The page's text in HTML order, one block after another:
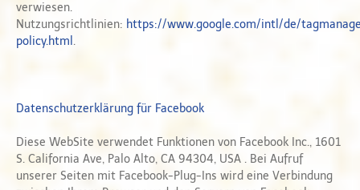
verwiesen.
Nutzungsrichtlinien: https://www.google.com/intl/de/
policy.html.
Datenschutzerklärung für Facebook
Diese WebSite verwendet Funktionen von Facebook Inc., 1601
S. California Ave, Palo Alto, CA 94304, USA . Bei Aufruf
unserer Seiten mit Facebook-Plug-Ins wird eine Verbindung